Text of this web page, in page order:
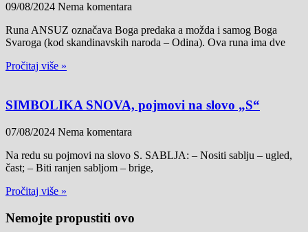
09/08/2024 Nema komentara
Runa ANSUZ označava Boga predaka a možda i samog Boga
Svaroga (kod skandinavskih naroda – Odina). Ova runa ima dve
Pročitaj više »
SIMBOLIKA SNOVA, pojmovi na slovo „S“
07/08/2024 Nema komentara
Na redu su pojmovi na slovo S. SABLJA: – Nositi sablju – ugled,
čast; – Biti ranjen sabljom – brige,
Pročitaj više »
Nemojte propustiti ovo